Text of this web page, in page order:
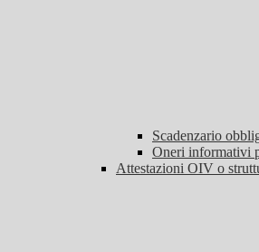
Scadenzario
Oneri informativi
Attestazioni OIV o